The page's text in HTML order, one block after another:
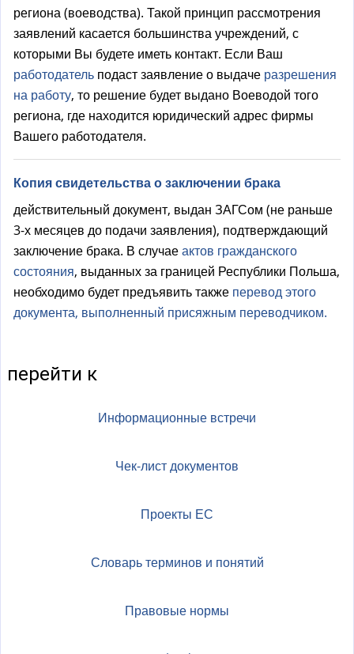
региона (воеводства). Такой принцип рассмотрения
заявлений касается большинства учреждений, с
которыми Вы будете иметь контакт. Если Ваш
работодатель подаст заявление о выдаче разрешения
на работу, то решение будет выдано Воеводой того
региона, где находится юридический адрес фирмы
Вашего работодателя.
Копия свидетельства о заключении брака
действительный документ, выдан ЗАГСом (не раньше
3-х месяцев до подачи заявления), подтверждающий
заключение брака. В случаеактов гражданского
состояния, выданных за границей Республики Польша,
необходимо будет предъявить также перевод этого
документа, выполненный присяжным переводчиком.
перейти к
Информационные встречи
Чек-лист документов
Проекты ЕС
Словарь терминов и понятий
Правовые нормы